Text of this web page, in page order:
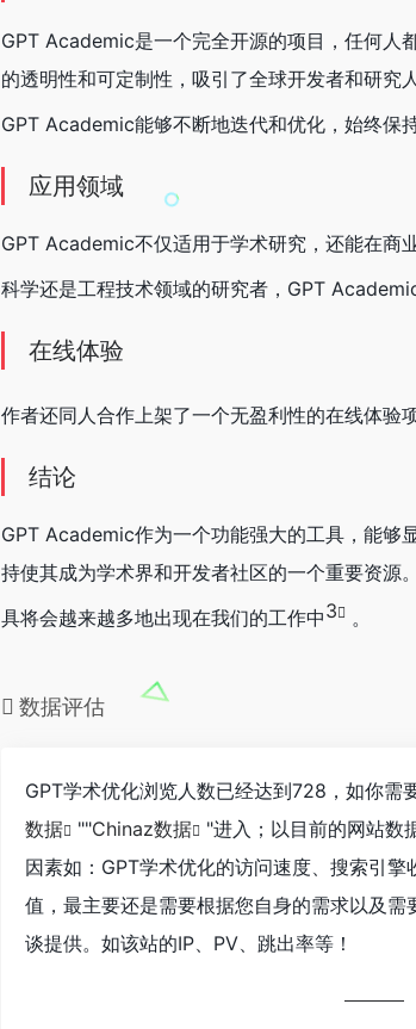
GPT Academic是一个完全开源的项目，任何人
的透明性和可定制性，吸引了全球开发者和研究
GPT Academic能够不断地迭代和优化，始终保
应用领域
GPT Academic不仅适用于学术研究，还能在商
科学还是工程技术领域的研究者，GPT
在线体验
作者还同人合作上架了一个无盈利性的在线体验
结论
GPT Academic作为一个功能强大的工具，能够
持使其成为学术界和开发者社区的一个重要资
具将会越来越多地出现在我们的工作中3 。
数据评估
GPT学术优化浏览人数已经达到728，如你需
数据
""Chinaz数据
"进入；以目前的网站数
因素如：GPT学术优化的访问速度、搜索引
值，最主要还是需要根据您自身的需求以及
谈提供。如该站的IP、PV、跳出率等！